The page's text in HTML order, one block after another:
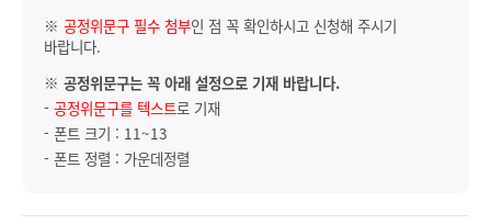
※ 공정위문구 필수 첨부인 점 꼭 확인하시고 신청해 주시기
바랍니다.
※ 공정위문구는 꼭 아래 설정으로 기재 바랍니다.
- 공정위문구를 텍스트로 기재
- 폰트 크기 : 11~13
- 폰트 정렬 : 가운데정렬